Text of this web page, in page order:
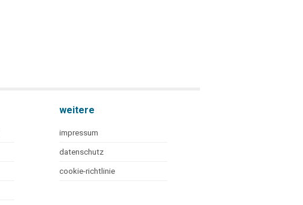
weitere
impressum
datenschutz
cookie-richtlinie